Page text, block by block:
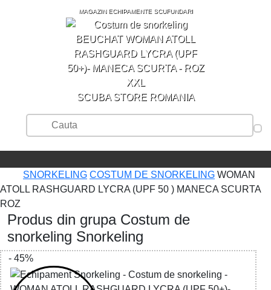
MAGAZIN ECHIPAMENTE SCUFUNDARI
SCUBA STORE ROMANIA
SNORKELING COSTUM DE SNORKELING WOMAN
ATOLL RASHGUARD LYCRA (UPF 50 ) MANECA SCURTA
ROZ
Produs din grupa Costum de
snorkeling Snorkeling
- 45%